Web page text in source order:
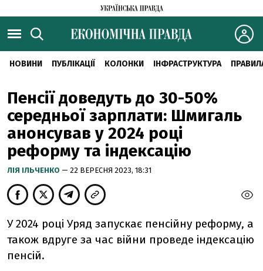
НОВИНИ ПУБЛІКАЦІЇ КОЛОНКИ ІНФРАСТРУКТУРА
Пенсії доведуть до 30-50%
середньої зарплати: Шмигаль
анонсував у 2024 році
реформу та індексацію
ЛІЯ ІЛЬЧЕНКО — 22 ВЕРЕСНЯ 2023, 18:31
У 2024 році Уряд запускає пенсійну реформу, а
також вдруге за час війни проведе індексацію
пенсій.